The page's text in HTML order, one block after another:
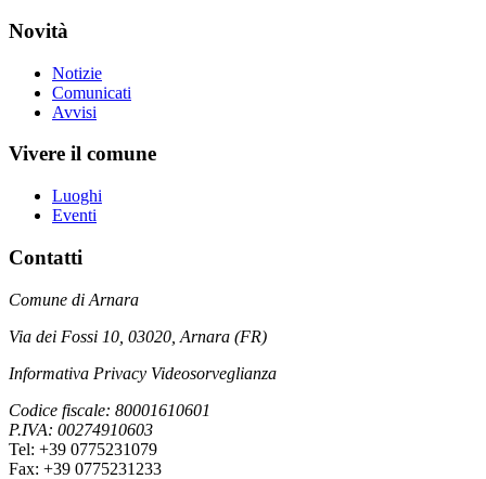
Novità
Notizie
Comunicati
Avvisi
Vivere il comune
Luoghi
Eventi
Contatti
Comune di Arnara
Via dei Fossi 10, 03020, Arnara (FR)
Informativa Privacy Videosorveglianza
Codice fiscale: 80001610601
P.IVA: 00274910603
Tel: +39 0775231079
Fax: +39 0775231233